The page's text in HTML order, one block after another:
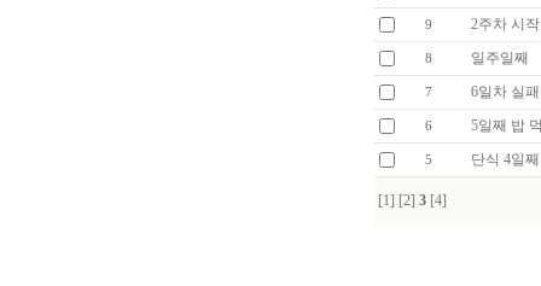
9 2주차 시작
8 일주일째
7 6일차 실패
6 5일째 밥
5 단식 4일째
[1] [2] 3 [4]